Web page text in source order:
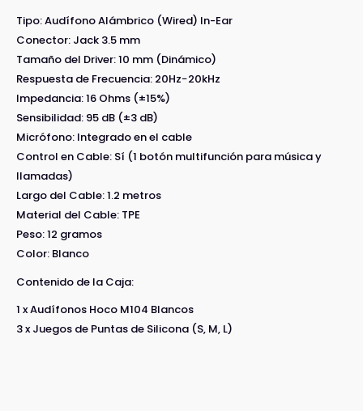
Tipo: Audífono Alámbrico (Wired) In-Ear
Conector: Jack 3.5 mm
Tamaño del Driver: 10 mm (Dinámico)
Respuesta de Frecuencia: 20Hz−20kHz
Impedancia: 16 Ohms (±15%)
Sensibilidad: 95 dB (±3 dB)
Micrófono: Integrado en el cable
Control en Cable: Sí (1 botón multifunción para música y
llamadas)
Largo del Cable: 1.2 metros
Material del Cable: TPE
Peso: 12 gramos
Color: Blanco
Contenido de la Caja:
1 x Audífonos Hoco M104 Blancos
3 x Juegos de Puntas de Silicona (S, M, L)